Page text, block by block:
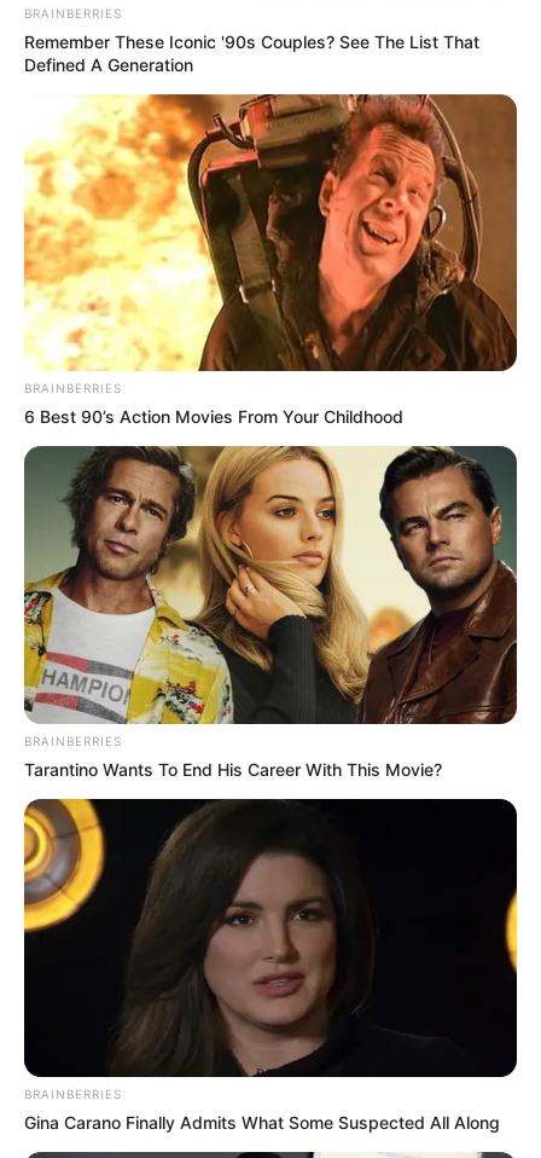
El rábano: un aliado natural para la salud y la
tiroides
BRAINBERRIES
Remember These Iconic '90s Couples? See The List That
Defined A Generation
BRAINBERRIES
6 Best 90’s Action Movies From Your Childhood
BRAINBERRIES
Tarantino Wants To End His Career With This Movie?
BRAINBERRIES
Gina Carano Finally Admits What Some Suspected All Along